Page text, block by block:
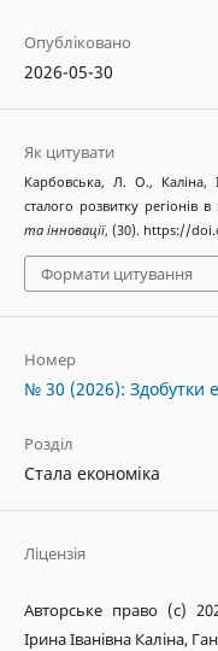
Опубліковано
2026-05-30
Як цитувати
Карбовська, Л. О., Каліна,
сталого розвитку регіонів
та інновації, (30). https://
Формати цитування
Номер
№ 30 (2026): Здобутки
Розділ
Стала економіка
Ліцензія
Авторське право (c)
Ірина Іванівна Каліна,